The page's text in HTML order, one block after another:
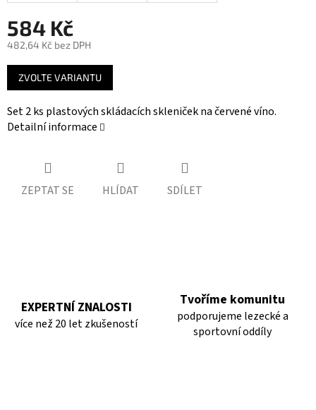
584 Kč
482,64 Kč bez DPH
Měrná
cena:
ZVOLTE VARIANTU
Set 2 ks plastových skládacích skleniček na červené víno.
Detailní informace
ZEPTAT SE HLÍDAT SDÍLET
EXPERTNÍ ZNALOSTI
více než 20 let zkušeností
Tvoříme komunitu
podporujeme lezecké a
sportovní oddíly